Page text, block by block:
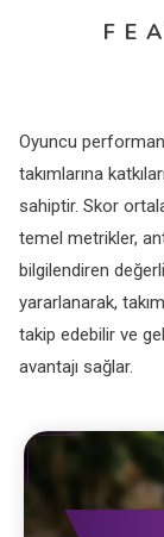
Oyuncu
takımlarına
sahiptir. Skor
temel metrikler,
bilgilendiren
yararlanarak,
takip edebilir ve
avantajı sağlar.